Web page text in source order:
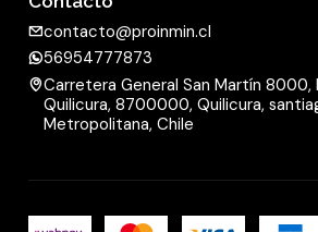
contacto@proinmin.cl
56954777873
Carretera General San Martín
Quilicura, 8700000, Quilicura,
Metropolitana, Chile